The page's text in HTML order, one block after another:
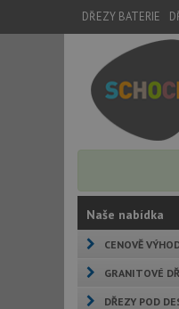
DŘEZY BATERIE
Naše nabídka
CENOVĚ
GRANITOVÉ
DŘEZY POD